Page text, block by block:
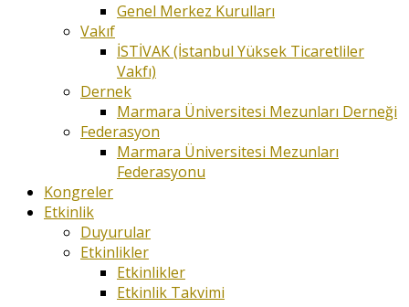
Genel Merkez Kurulları
Vakıf
İSTİVAK (İstanbul Yüksek Ticaretliler
Vakfı)
Dernek
Marmara Üniversitesi Mezunları Derneği
Federasyon
Marmara Üniversitesi Mezunları
Federasyonu
Kongreler
Etkinlik
Duyurular
Etkinlikler
Etkinlikler
Etkinlik Takvimi